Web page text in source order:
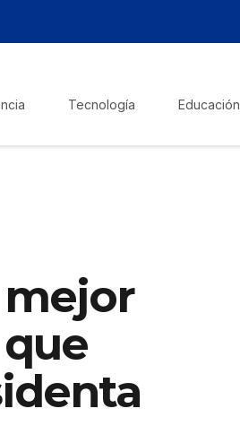
Tecnología Educación
mejor